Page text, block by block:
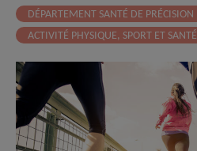
DÉPARTEMENT SANTÉ DE PRÉCISION
ACTIVITÉ PHYSIQUE, SPORT ET SANTÉ